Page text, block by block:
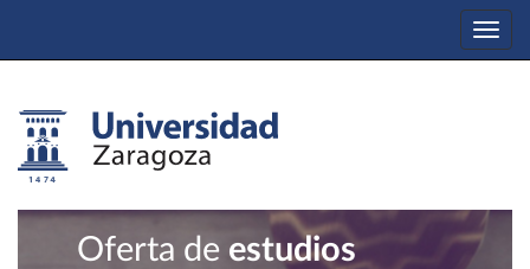
Oferta de estudios